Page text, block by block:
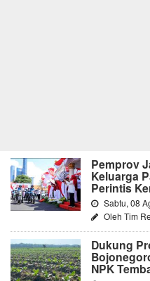
Pemprov
Keluarga
Perintis
Sabtu, 08
Oleh Tim
Dukung
NPK